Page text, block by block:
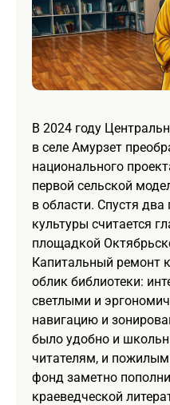
В 2024 году
в селе Амурзет
национального
первой сельской
в области. Спустя
культуры считается
площадкой
Капитальный ремонт
облик библиотеки:
светлыми и
навигацию и
было удобно и
читателям, и
фонд заметно
краеведческой